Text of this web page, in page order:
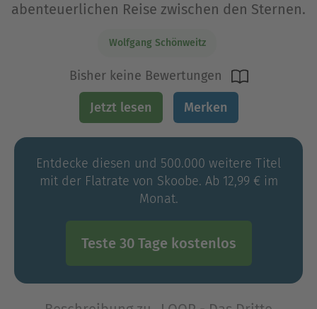
abenteuerlichen Reise zwischen den Sternen.
Wolfgang Schönweitz
Bisher keine Bewertungen
Jetzt lesen Merken
Entdecke diesen und 500.000 weitere Titel
mit der Flatrate von Skoobe. Ab 12,99 € im
Monat.
Teste 30 Tage kostenlos